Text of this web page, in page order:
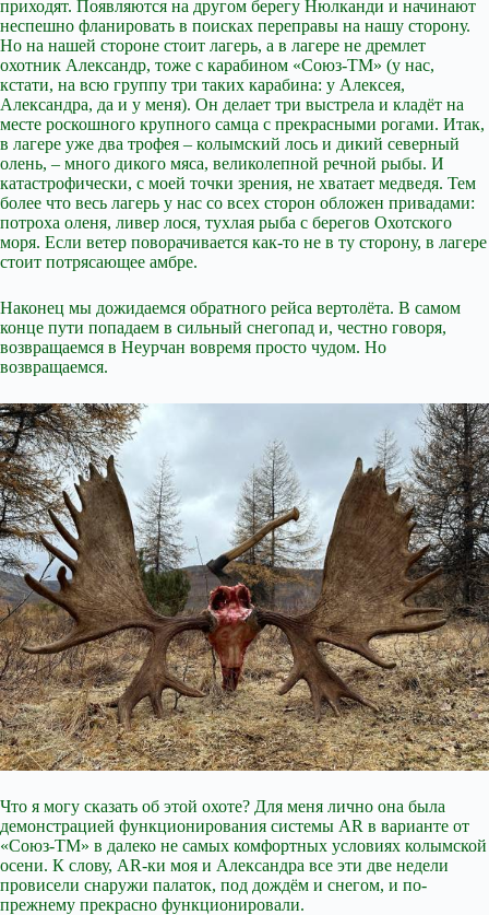
приходят. Появляются на другом берегу Нюлканди и начинают
неспешно фланировать в поисках переправы на нашу сторону.
Но на нашей стороне стоит лагерь, а в лагере не дремлет
охотник Александр, тоже с карабином «Союз-ТМ» (у нас,
кстати, на всю группу три таких карабина: у Алексея,
Александра, да и у меня). Он делает три выстрела и кладёт на
месте роскошного крупного самца с прекрасными рогами. Итак,
в лагере уже два трофея – колымский лось и дикий северный
олень, – много дикого мяса, великолепной речной рыбы. И
катастрофически, с моей точки зрения, не хватает медведя. Тем
более что весь лагерь у нас со всех сторон обложен привадами:
потроха оленя, ливер лося, тухлая рыба с берегов Охотского
моря. Если ветер поворачивается как-то не в ту сторону, в лагере
стоит потрясающее амбре.
Наконец мы дожидаемся обратного рейса вертолёта. В самом
конце пути попадаем в сильный снегопад и, честно говоря,
возвращаемся в Неурчан вовремя просто чудом. Но
возвращаемся.
Что я могу сказать об этой охоте? Для меня лично она была
демонстрацией функционирования системы AR в варианте от
«Союз-ТМ» в далеко не самых комфортных условиях колымской
осени. К слову, AR-ки моя и Александра все эти две недели
провисели снаружи палаток, под дождём и снегом, и по-
прежнему прекрасно функционировали.